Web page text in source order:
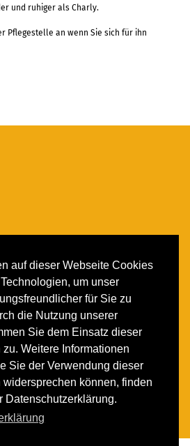
auf dieser Webseite Cookies
um unser
für Sie zu
die Nutzung unserer
Sie dem Einsatz dieser
Weitere Informationen
Sie der Verwendung dieser
widersprechen können, finden
Datenschutzerklärung.
und ruhiger als Charly.
Pflegestelle an wenn Sie sich für ihn